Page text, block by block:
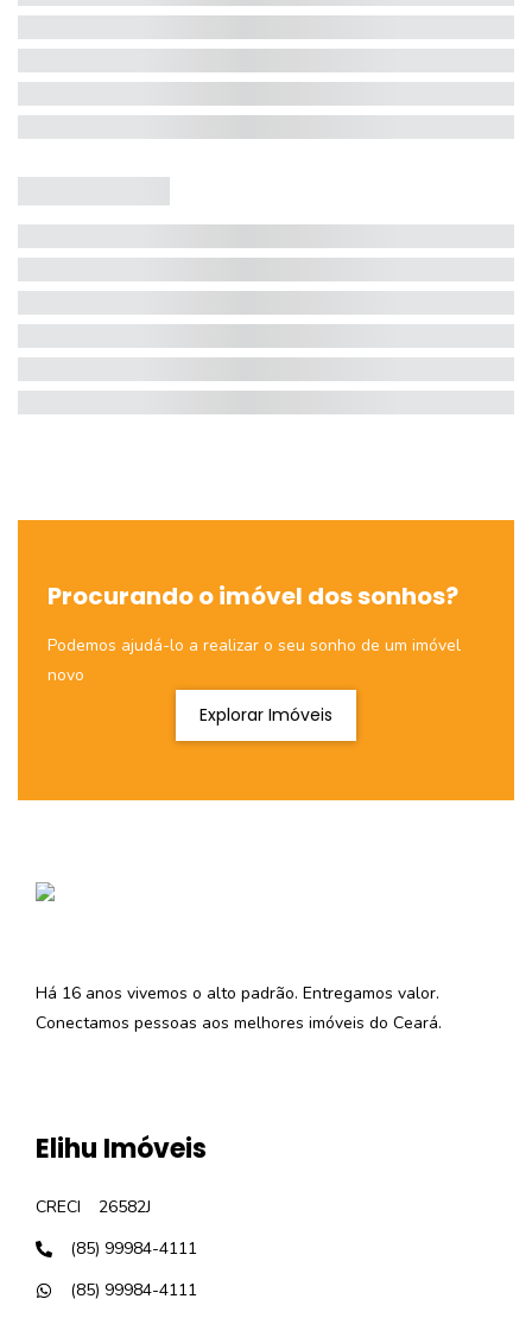
Procurando o imóvel dos sonhos?
Podemos ajudá-lo a realizar o seu sonho de um imóvel
novo
Explorar Imóveis
Há 16 anos vivemos o alto padrão. Entregamos valor.
Conectamos pessoas aos melhores imóveis do Ceará.
Elihu Imóveis
CRECI
26582J
(85) 99984-4111
(85) 99984-4111